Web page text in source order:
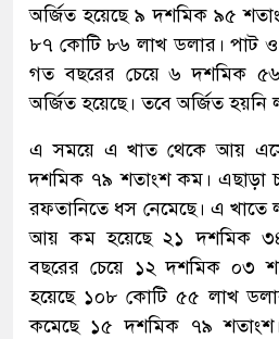
অর্জিত হয়েছে ৯ দশমিক ৯৫
৮৭ কোটি ৮৬ লাখ ডলার। পাট ও
গত বছরের চেয়ে ৬ দশমিক ৫৬
অর্জিত হয়েছে। তবে অর্জিত হয়নি
এ সময়ে এ খাত থেকে আয়
দশমিক ৭৯ শতাংশ কম। এছাড়া
রফতানিতে ধস নেমেছে। এ খাতে
আয় কম হয়েছে ২১ দশমিক ৩৪
বছরের চেয়ে ১২ দশমিক ০৩
হয়েছে ১০৮ কোটি ৫৫ লাখ
কমেছে ১৫ দশমিক ৭৯